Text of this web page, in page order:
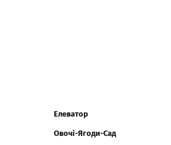
Елеватор
Овочі-Ягоди-Сад